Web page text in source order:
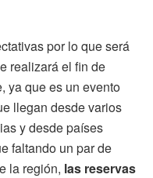
por lo que será
realizará el fin de
ya que es un evento
llegan desde varios
y desde países
faltando un par de
la región, las reservas